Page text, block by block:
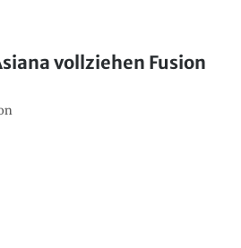
vollziehen Fusion